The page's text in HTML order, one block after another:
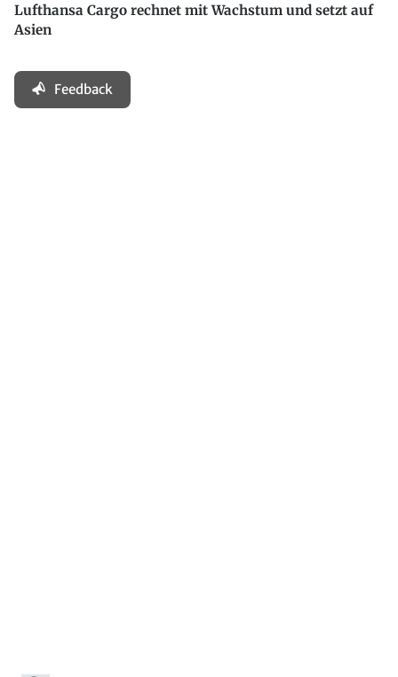
Lufthansa Cargo rechnet mit Wachstum und setzt auf
Asien
Feedback